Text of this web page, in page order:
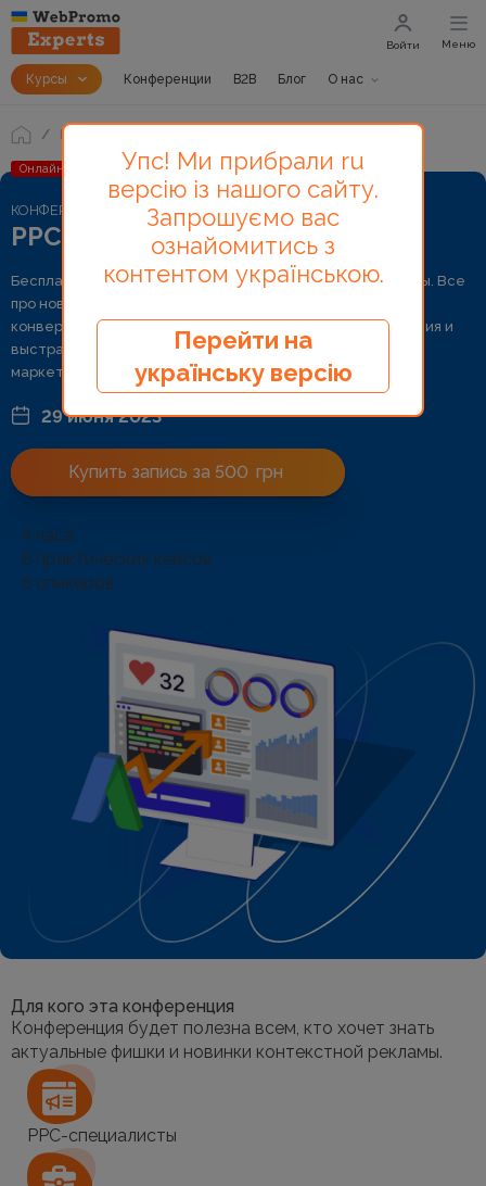
Курсы Конференции B2B Блог О нас
Войти Меню
Конференции
Онлайн
КОНФЕРЕНЦИЯ
PPC Day
Бесплатная онлайн-конференция с контекстной рекламы. Все
про новые решения в новых условиях. Увеличивайте
конверсии, не сливайте бюджеты, получайте новые знания и
выстраивайте ключевые стратегии успеха в интернет-
маркетинге!
29 июня 2023
Купить запись за 500 грн
4 часа
8 практических кейсов
8 спикеров
Для кого эта конференция
Конференция будет полезна всем, кто хочет знать
актуальные фишки и новинки контекстной рекламы.
PPC-специалисты
Упс! Ми прибрали ru
версію із нашого сайту.
Запрошуємо вас
ознайомитись з
контентом українською.
Перейти на
українську версію